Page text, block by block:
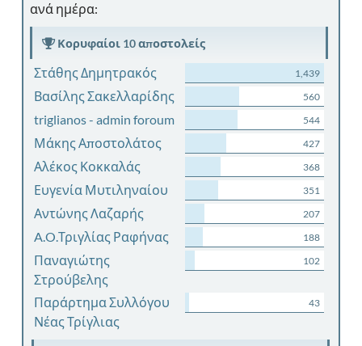
ανά ημέρα:
Κορυφαίοι 10 αποστολείς
Στάθης Δημητρακός 1,439
Βασίλης Σακελλαρίδης 560
triglianos - admin foroum 544
Μάκης Αποστολάτος 427
Αλέκος Κοκκαλάς 368
Ευγενία Μυτιληναίου 351
Αντώνης Λαζαρής 207
A.O.Τριγλίας Ραφήνας 188
Παναγιώτης
Στρούβελης
102
Παράρτημα Συλλόγου
Νέας Τρίγλιας
43